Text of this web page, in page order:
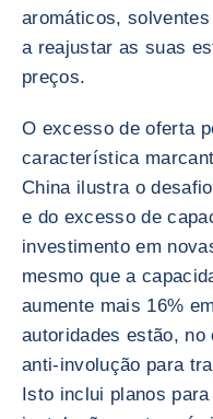
aromáticos,
a reajustar as suas
preços.
O excesso de oferta
característica
China ilustra o
e do excesso de
investimento em
mesmo que a
aumente mais 16%
autoridades estão, no
anti-involução para
Isto inclui planos